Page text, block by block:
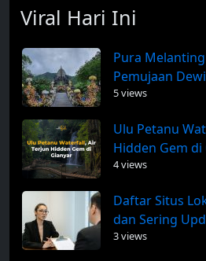
Viral Hari Ini
Pura
Pemujaan
5 views
Ulu Petanu
Hidden Gem di
4 views
Daftar Situs
dan Sering
3 views